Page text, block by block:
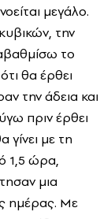
μεγάλο.
την
το
θα έρθει
την άδεια και
πριν έρθει
γίνει με τη
1,5 ώρα,
μια
ημέρας. Με